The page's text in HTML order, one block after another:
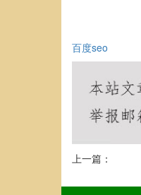
百度seo
上一篇：